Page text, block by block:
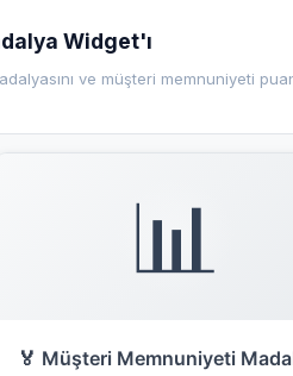
Widget'ı
ve müşteri memnuniyeti
📊
🏅 Müşteri Memnuniyeti